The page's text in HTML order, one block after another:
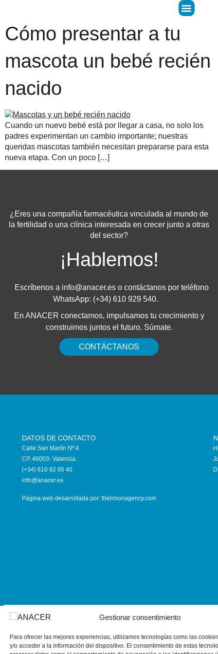
Gestionar consentimiento
Para ofrecer las mejores experiencias, utilizamos tecnologías como las
y/o acceder a la información del dispositivo. El consentimiento de estas
Cómo presentar a tu
mascota un bebé recién
nacido
Cuando un nuevo bebé está por llegar a casa, no solo los
padres experimentan un cambio importante; nuestras
queridas mascotas también necesitan prepararse para esta
nueva etapa. Con un poco […]
¿Eres una compañía farmacéutica vinculada al mundo de
la fertilidad o una clínica interesada en crecer junto a otras
del sector?
¡Hablemos!
Escríbenos a info@anacer.eso contáctanos por teléfono
WhatsApp: (+34) 610 929 540.
En ANACER conectamos, impulsamos tu crecimiento y
construimos juntos el futuro. Súmate.
CONTÁCTANOS
DATOS DE CONTACTO
Calle San Martín Nº 4.
CP. 46003- Valencia.
(+34) 610 92 95 40
info@anacer.es
Página web desarrollada por: thelimonagency.com